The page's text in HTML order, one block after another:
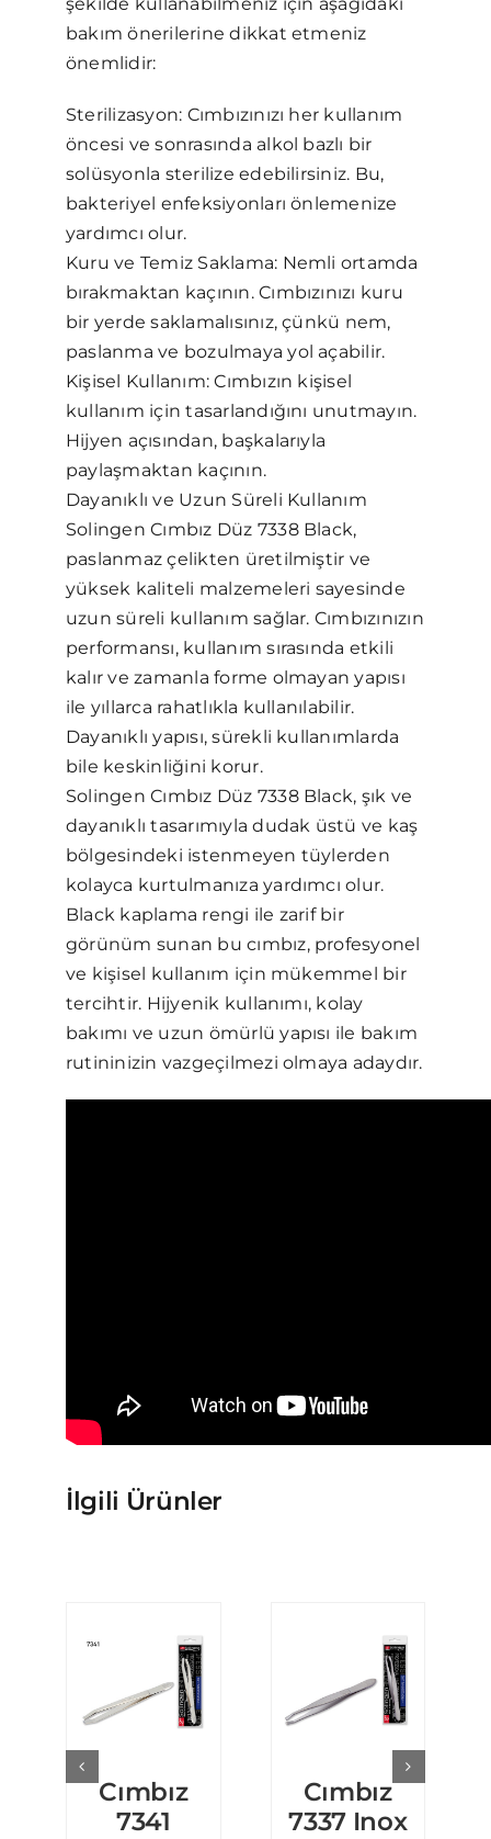
bakım önerilerine dikkat etmeniz
önemlidir:
Sterilizasyon: Cımbızınızı her kullanım
öncesi ve sonrasında alkol bazlı bir
solüsyonla sterilize edebilirsiniz. Bu,
bakteriyel enfeksiyonları önlemenize
yardımcı olur.
Kuru ve Temiz Saklama: Nemli ortamda
bırakmaktan kaçının. Cımbızınızı kuru
bir yerde saklamalısınız, çünkü nem,
paslanma ve bozulmaya yol açabilir.
Kişisel Kullanım: Cımbızın kişisel
kullanım için tasarlandığını unutmayın.
Hijyen açısından, başkalarıyla
paylaşmaktan kaçının.
Dayanıklı ve Uzun Süreli Kullanım
Solingen Cımbız Düz 7338 Black,
paslanmaz çelikten üretilmiştir ve
yüksek kaliteli malzemeleri sayesinde
uzun süreli kullanım sağlar. Cımbızınızın
performansı, kullanım sırasında etkili
kalır ve zamanla forme olmayan yapısı
ile yıllarca rahatlıkla kullanılabilir.
Dayanıklı yapısı, sürekli kullanımlarda
bile keskinliğini korur.
Solingen Cımbız Düz 7338 Black, şık ve
dayanıklı tasarımıyla dudak üstü ve kaş
bölgesindeki istenmeyen tüylerden
kolayca kurtulmanıza yardımcı olur.
Black kaplama rengi ile zarif bir
görünüm sunan bu cımbız, profesyonel
ve kişisel kullanım için mükemmel bir
tercihtir. Hijyenik kullanımı, kolay
bakımı ve uzun ömürlü yapısı ile bakım
rutininizin vazgeçilmezi olmaya adaydır.
İlgili Ürünler
Cımbız
7341
Cımbız
7337 Inox